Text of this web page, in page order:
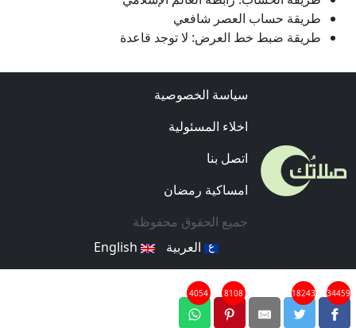
طريقة حساب العصر شافعي
طريقة ضبط خط العرض: لا توجد قاعدة
34459
18243
8108
4054
سياسة الخصوصية
اخلاء المسئولية
اتصل بنا
امساكية رمضان
جميع الحقوق محفوظة
العربية